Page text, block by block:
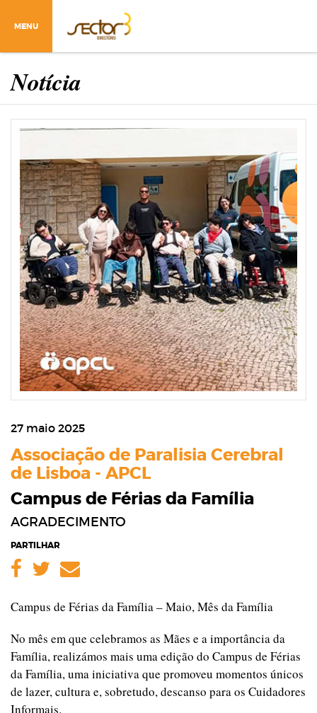
MENU
Notícia
27 maio 2025
Associação de Paralisia Cerebral
de Lisboa - APCL
Campus de Férias da Família
AGRADECIMENTO
PARTILHAR
Facebook
Twitter
Email
Campus de Férias da Família – Maio, Mês da Família
No mês em que celebramos as Mães e a importância da
Família, realizámos mais uma edição do Campus de Férias
da Família, uma iniciativa que promoveu momentos únicos
de lazer, cultura e, sobretudo, descanso para os Cuidadores
Informais.